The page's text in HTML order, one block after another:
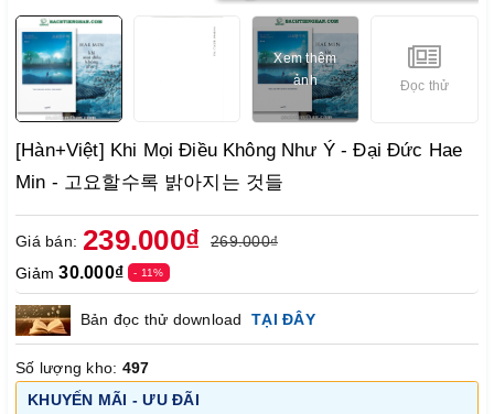
Xem thêm
ảnh
Đọc thử
[Hàn+Việt] Khi Mọi Điều Không Như Ý - Đại Đức Hae
Min - 고요할수록 밝아지는 것들
Giá bán: 239.000₫
269.000₫
Giảm30.000₫ - 11%
Bản đọc thử download TẠI ĐÂY
Số lượng kho: 497
KHUYẾN MÃI - ƯU ĐÃI